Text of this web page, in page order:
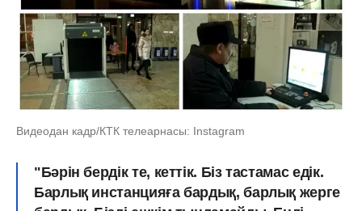
Видеодан кадр/КТК телеарнасы: Instagram
"Бәрін бердік те, кеттік. Біз тастамас едік.
Барлық инстанцияға бардық, барлық жерге